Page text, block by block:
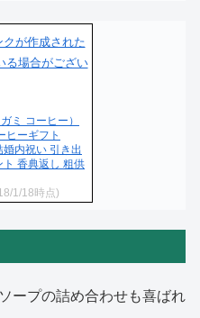
ミ コーヒー）
ヒーギフト
婚内祝い 引き出
香典返し 粗供
1/18時点)
ープの詰め合わせも喜ばれ